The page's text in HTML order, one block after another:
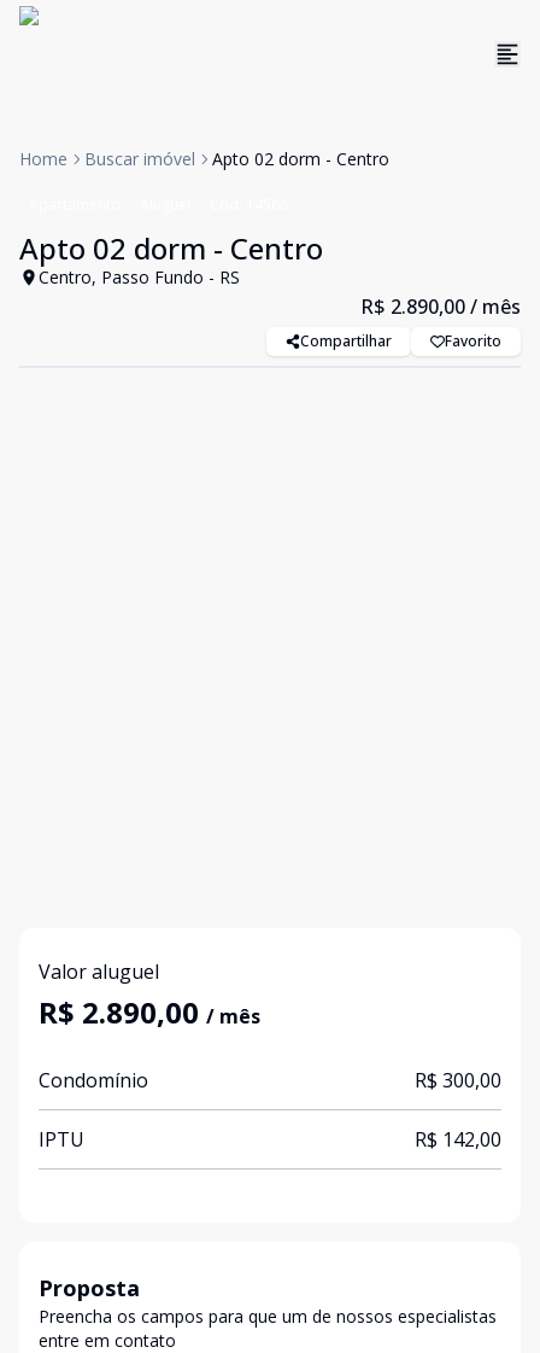
Home Buscar imóvel Apto 02 dorm - Centro
Apto 02 dorm - Centro
Centro, Passo Fundo - RS
R$ 2.890,00/ mês
Compartilhar Favorito
Valor aluguel
R$ 2.890,00 / mês
Condomínio R$ 300,00
IPTU R$ 142,00
Proposta
Preencha os campos para que um de nossos especialistas
entre em contato